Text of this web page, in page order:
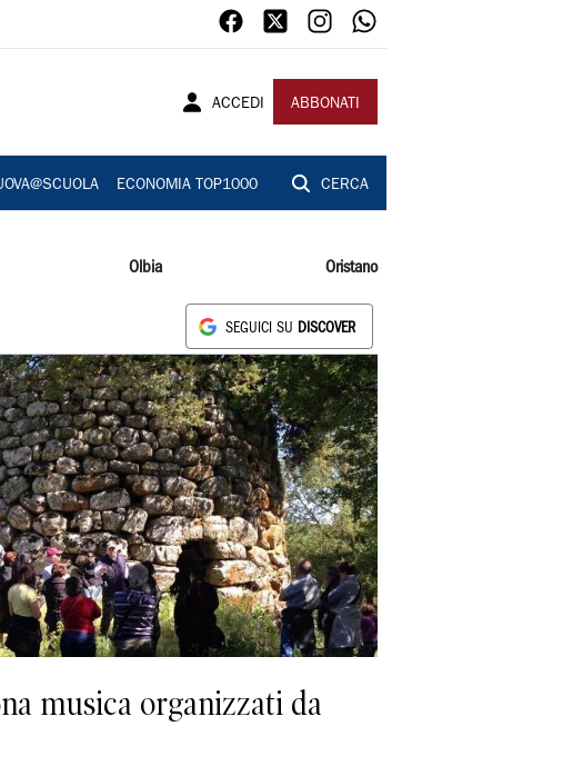
ACCEDI ABBONATI
ECONOMIA TOP1000 CERCA
Olbia Oristano
SEGUICI SU DISCOVER
musica organizzati da